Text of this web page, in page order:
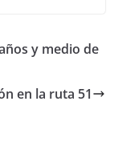
y medio de
en la ruta 51